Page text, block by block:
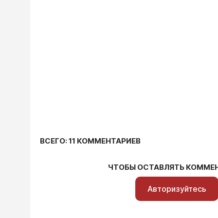
ВСЕГО: 11 КОММЕНТАРИЕВ
ЧТОБЫ ОСТАВЛЯТЬ
Авторизуйтесь